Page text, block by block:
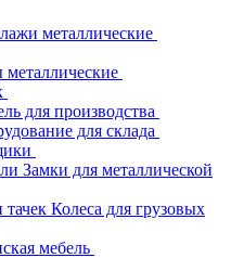
металлические
для производства
для склада
Замки для металлической
Колеса для грузовых
мебель